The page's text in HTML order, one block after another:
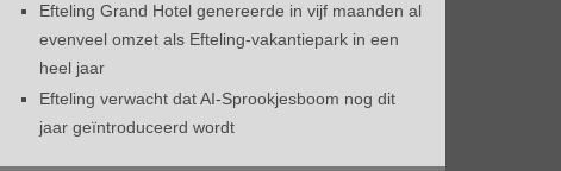
Efteling Grand Hotel genereerde in vijf maanden al
evenveel omzet als Efteling-vakantiepark in een
heel jaar
Efteling verwacht dat AI-Sprookjesboom nog dit
jaar geïntroduceerd wordt